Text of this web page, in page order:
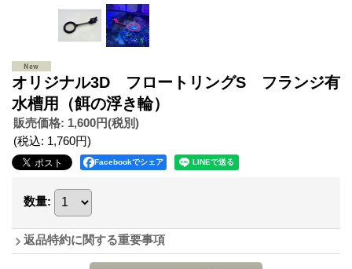
オリジナル3D フロートリングS フランジ有
水槽用（餌の浮き輪）
販売価格: 1,600円(税別)
(税込: 1,760円)
Facebookでシェア
数量:
返品特約に関する重要事項